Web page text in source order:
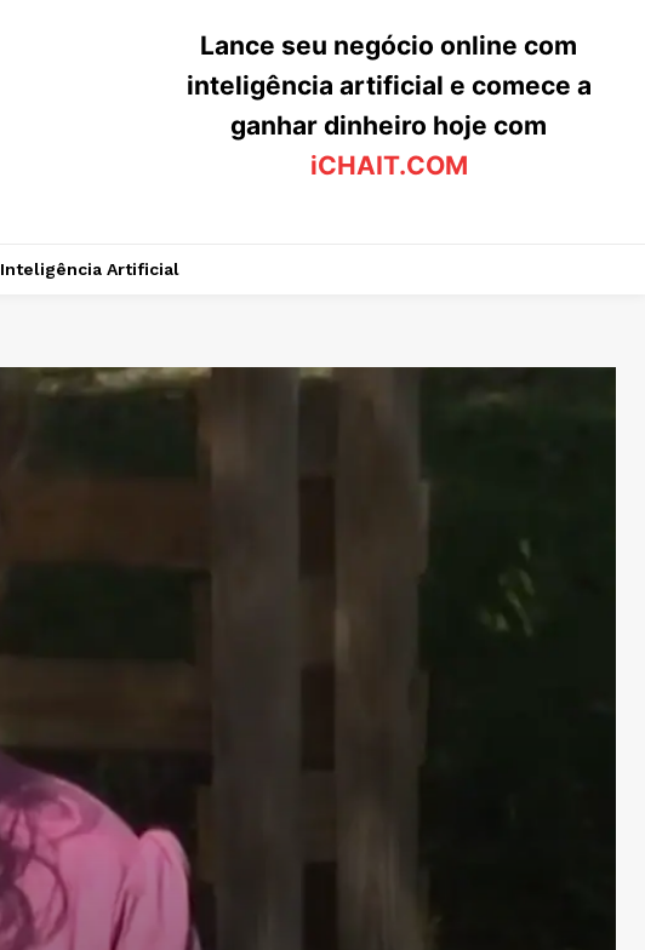
Lance seu negócio online com
inteligência artificial e comece a
ganhar dinheiro hoje com
iCHAIT.COM
Inteligência Artificial